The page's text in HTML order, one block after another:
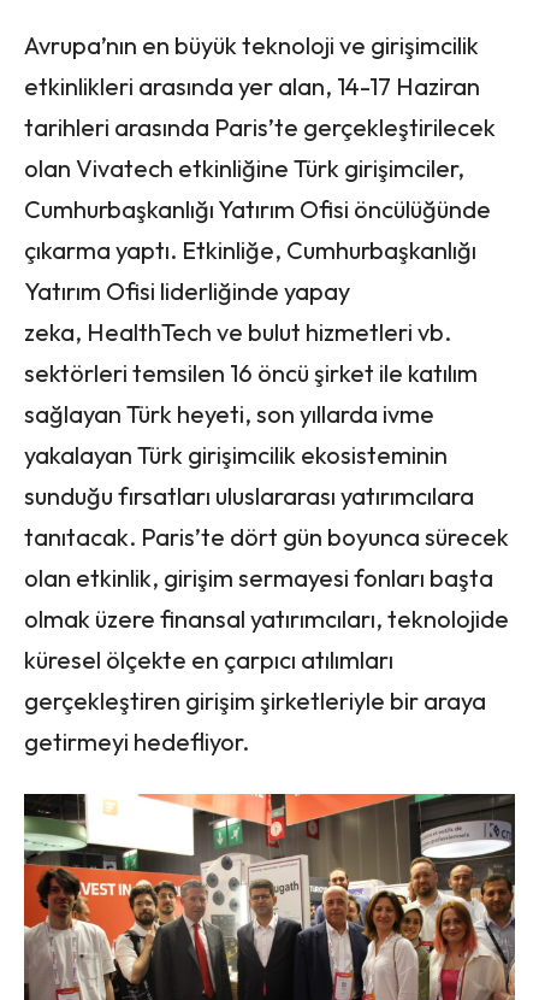
Avrupa’nın en büyük teknoloji ve girişimcilik
etkinlikleri arasında yer alan, 14-17 Haziran
tarihleri arasında Paris’te gerçekleştirilecek
olan Vivatech etkinliğine Türk girişimciler,
Cumhurbaşkanlığı Yatırım Ofisi öncülüğünde
çıkarma yaptı. Etkinliğe, Cumhurbaşkanlığı
Yatırım Ofisi liderliğinde yapay
zeka, HealthTech ve bulut hizmetleri vb.
sektörleri temsilen 16 öncü şirket ile katılım
sağlayan Türk heyeti, son yıllarda ivme
yakalayan Türk girişimcilik ekosisteminin
sunduğu fırsatları uluslararası yatırımcılara
tanıtacak. Paris’te dört gün boyunca sürecek
olan etkinlik, girişim sermayesi fonları başta
olmak üzere finansal yatırımcıları, teknolojide
küresel ölçekte en çarpıcı atılımları
gerçekleştiren girişim şirketleriyle bir araya
getirmeyi hedefliyor.